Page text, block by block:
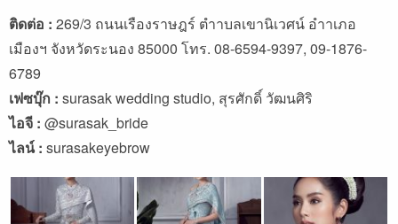
ติดต่อ : 269/3 ถนนเรืองราษฎร์ ตำาบลเขานิเวศน์ อำาเภอ
เมืองฯ จังหวัดระนอง 85000 โทร. 08-6594-9397, 09-1876-
6789
เฟซบุ๊ก : surasak wedding studio, สุรศักดิ์ วัฒนศิริ
ไอจี : @surasak_bride
ไลน์ : surasakeyebrow